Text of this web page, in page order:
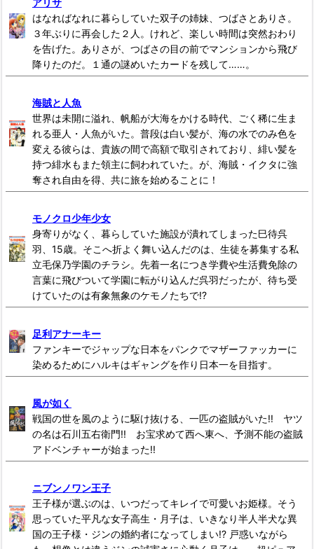
アリサ
はなればなれに暮らしていた双子の姉妹、つばさとありさ。
３年ぶりに再会した２人。けれど、楽しい時間は突然おわり
を告げた。ありさが、つばさの目の前でマンションから飛び
降りたのだ。１通の謎めいたカードを残して……。
海賊と人魚
世界は未開に溢れ、帆船が大海をかける時代、ごく稀に生ま
れる亜人・人魚がいた。普段は白い髪が、海の水でのみ色を
変える彼らは、貴族の間で高額で取引されており、緋い髪を
持つ緋水もまた領主に飼われていた。が、海賊・イクタに強
奪され自由を得、共に旅を始めることに！
モノクロ少年少女
身寄りがなく、暮らしていた施設が潰れてしまった巳待呉
羽、15歳。そこへ折よく舞い込んだのは、生徒を募集する私
立毛保乃学園のチラシ。先着一名につき学費や生活費免除の
言葉に飛びついて学園に転がり込んだ呉羽だったが、待ち受
けていたのは有象無象のケモノたちで!?
足利アナーキー
ファンキーでジャップな日本をパンクでマザーファッカーに
染めるためにハルキはギャングを作り日本一を目指す。
風が如く
戦国の世を風のように駆け抜ける、一匹の盗賊がいた!! ヤツ
の名は石川五右衛門!! お宝求めて西へ東へ、予測不能の盗賊
アドベンチャーが始まった!!
ニブンノワン王子
王子様が選ぶのは、いつだってキレイで可愛いお姫様。そう
思っていた平凡な女子高生・月子は、いきなり半人半犬な異
国の王子様・ジンの婚約者になってしまい!? 戸惑いながら